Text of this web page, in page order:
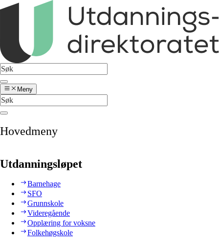
Meny
Hovedmeny
Utdanningsløpet
Barnehage
SFO
Grunnskole
Videregående
Opplæring for voksne
Folkehøgskole